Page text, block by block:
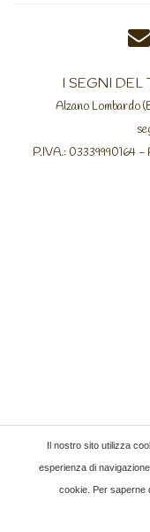
I SEGNI DEL
Alzano Lombardo
P.IVA.: 03339990164 -
Il nostro sito utilizza
esperienza di
cookie. Per saperne